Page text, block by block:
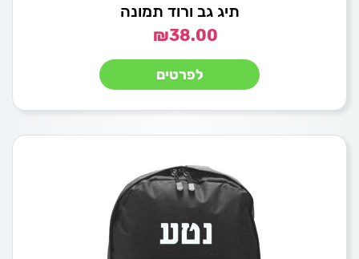
תיג גב ורוד תמונה
₪38.00
לפרטים